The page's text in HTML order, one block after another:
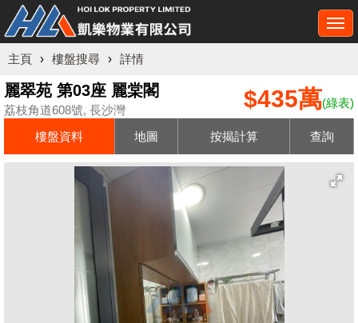
主頁 › 樓盤搜尋 › 詳情
麗翠苑 第03座 麗棠閣
荔枝角道608號, 長沙灣 $435萬(綠表)
樓盤資料 地圖 按揭計算 查詢